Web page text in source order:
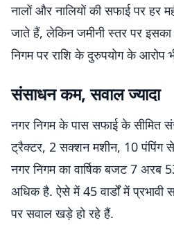
नालों और नालियों की सफाई पर हर
जाते हैं, लेकिन जमीनी स्तर पर
निगम पर राशि के दुरुपयोग के आरोप
संसाधन कम, सवाल ज्यादा
नगर निगम के पास सफाई के सीमित
ट्रैक्टर, 2 सक्शन मशीन, 10
नगर निगम का वार्षिक बजट 7
अधिक है. ऐसे में 45 वार्डों में प्रभावी
पर सवाल खड़े हो रहे हैं.